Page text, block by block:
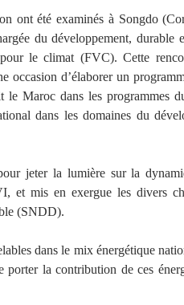
ont été examinés à Songdo
du développement,
le climat (FVC). Cette
occasion d’élaborer un
Maroc dans les programmes
dans les domaines du
jeter la lumière sur la
et mis en exergue les divers
(SNDD).
dans le mix énergétique
porter la contribution de ces